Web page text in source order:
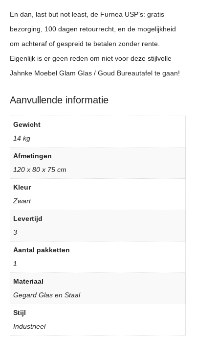
En dan, last but not least, de Furnea USP’s: gratis
bezorging, 100 dagen retourrecht, en de mogelijkheid
om achteraf of gespreid te betalen zonder rente.
Eigenlijk is er geen reden om niet voor deze stijlvolle
Jahnke Moebel Glam Glas / Goud Bureautafel te gaan!
Aanvullende informatie
Gewicht
14 kg
Afmetingen
120 x 80 x 75 cm
Kleur
Zwart
Levertijd
3
Aantal pakketten
1
Materiaal
Gegard Glas en Staal
Stijl
Industrieel